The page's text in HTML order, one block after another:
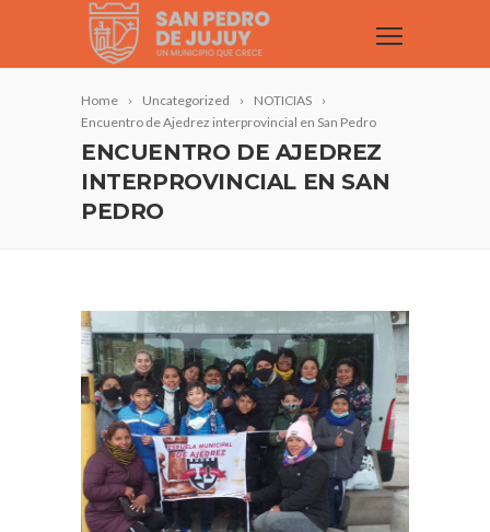
Home Uncategorized
NOTICIAS
Encuentro de Ajedrez interprovincial en San Pedro
ENCUENTRO DE AJEDREZ
INTERPROVINCIAL EN SAN
PEDRO